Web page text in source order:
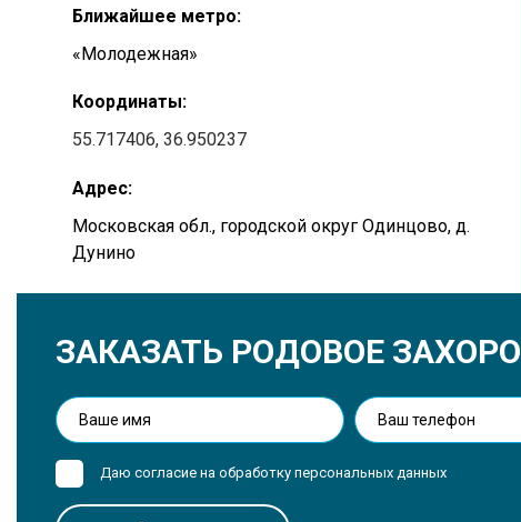
Ближайшее метро:
«Молодежная»
Координаты:
55.717406, 36.950237
Адрес:
Московская обл., городской округ Одинцово, д.
Дунино
ЗАКАЗАТЬ РОДОВОЕ
Даю согласие на обработку персональных данных